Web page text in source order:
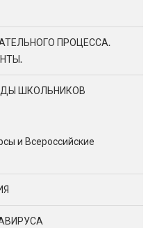
ПРОЦЕССА.
ШКОЛЬНИКОВ
и Всероссийские